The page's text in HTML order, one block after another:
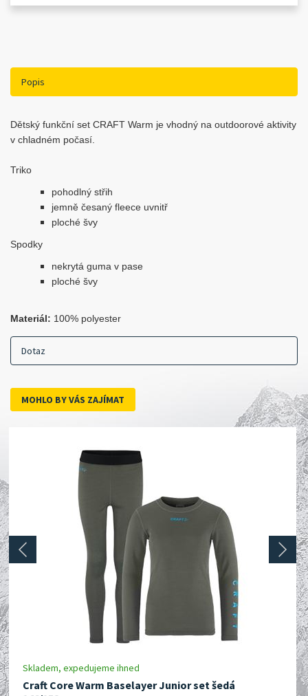
Popis
Dětský funkční set CRAFT Warm je vhodný na outdoorové aktivity
v chladném počasí.
Triko
pohodlný střih
jemně česaný fleece uvnitř
ploché švy
Spodky
nekrytá guma v pase
ploché švy
Materiál: 100% polyester
Dotaz
MOHLO BY VÁS ZAJÍMAT
Skladem, expedujeme ihned
Craft Core Warm Baselayer Junior set šedá
prev next